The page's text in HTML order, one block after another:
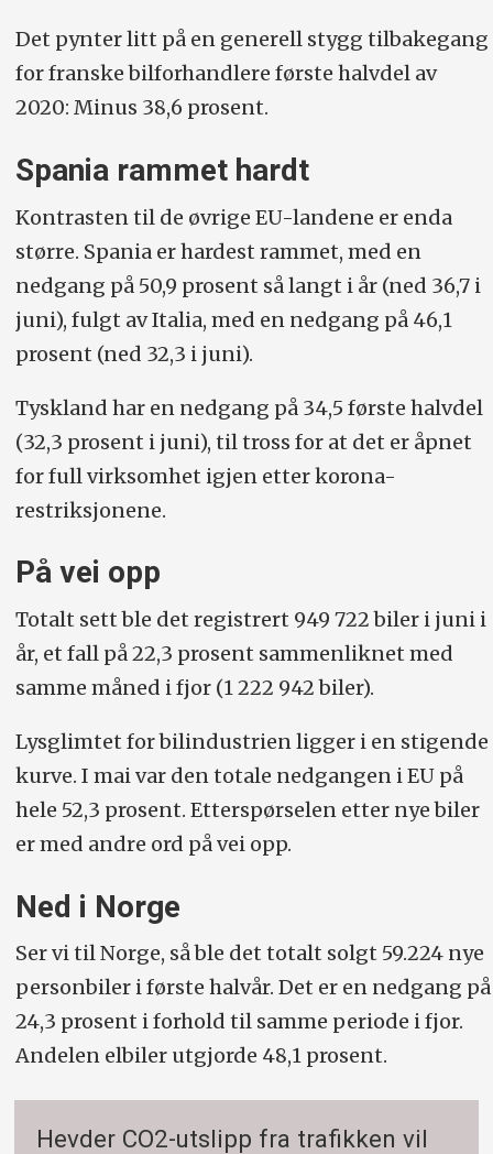
Det pynter litt på en generell stygg tilbakegang
for franske bilforhandlere første halvdel av
2020: Minus 38,6 prosent.
Spania rammet hardt
Kontrasten til de øvrige EU-landene er enda
større. Spania er hardest rammet, med en
nedgang på 50,9 prosent så langt i år (ned 36,7 i
juni), fulgt av Italia, med en nedgang på 46,1
prosent (ned 32,3 i juni).
Tyskland har en nedgang på 34,5 første halvdel
(32,3 prosent i juni), til tross for at det er åpnet
for full virksomhet igjen etter korona-
restriksjonene.
På vei opp
Totalt sett ble det registrert 949 722 biler i juni i
år, et fall på 22,3 prosent sammenliknet med
samme måned i fjor (1 222 942 biler).
Lysglimtet for bilindustrien ligger i en stigende
kurve. I mai var den totale nedgangen i EU på
hele 52,3 prosent. Etterspørselen etter nye biler
er med andre ord på vei opp.
Ned i Norge
Ser vi til Norge, så ble det totalt solgt 59.224 nye
personbiler i første halvår. Det er en nedgang på
24,3 prosent i forhold til samme periode i fjor.
Andelen elbiler utgjorde 48,1 prosent.
Hevder CO2-utslipp fra trafikken vil